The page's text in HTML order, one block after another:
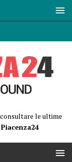
consultare le ultime
Piacenza24